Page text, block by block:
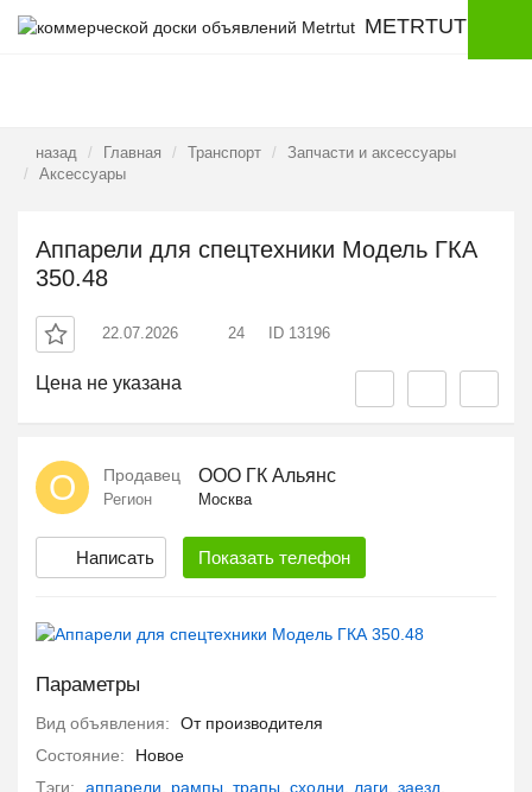
METRTUT
назад Главная Транспорт
Запчасти и аксессуары
Аксессуары
Аппарели для спецтехники Модель ГКА
350.48
22.07.2026 24 ID 13196
Цена не указана
О Продавец ООО ГК Альянс
Регион Москва
Написать Показать телефон
Параметры
Вид объявления:
От производителя
Состояние:
Новое
Тэги:
аппарели, рампы, трапы, сходни, лаги, заезд,